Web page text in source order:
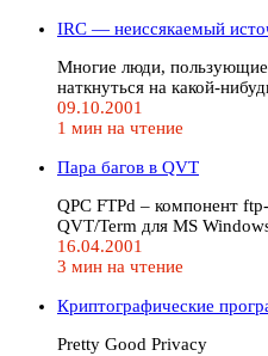
IRC — неиссякаемый
Многие люди,
наткнуться на какой-
09.10.2001
1 мин на чтение
Пара багов в QVT
QPC FTPd – компонент
QVT/Term для MS
16.04.2001
3 мин на чтение
Криптографические
Pretty Good Privacy